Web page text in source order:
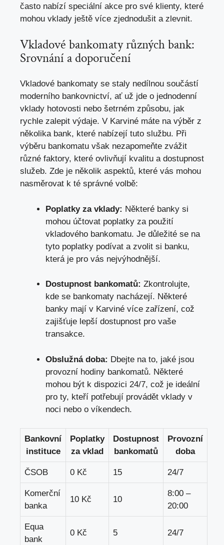
často nabízí speciální akce pro své klienty, které
mohou vklady ještě více zjednodušit a zlevnit.
Vkladové bankomaty různých bank:
Srovnání a doporučení
Vkladové bankomaty se staly nedílnou součástí
moderního bankovnictví, ať už jde o jednodenní
vklady hotovosti nebo šetrném způsobu, jak
rychle zalepit výdaje. V Karviné máte na výběr z
několika bank, které nabízejí tuto službu. Při
výběru bankomatu však nezapomeňte zvážit
různé faktory, které ovlivňují kvalitu a dostupnost
služeb. Zde je několik aspektů, které vás mohou
nasměrovat k té správné volbě:
Poplatky za vklady: Některé banky si
mohou účtovat poplatky za použití
vkladového bankomatu. Je důležité se na
tyto poplatky podívat a zvolit si banku,
která je pro vás nejvýhodnější.
Dostupnost bankomatů: Zkontrolujte,
kde se bankomaty nacházejí. Některé
banky mají v Karviné více zařízení, což
zajišťuje lepší dostupnost pro vaše
transakce.
Obslužná doba: Dbejte na to, jaké jsou
provozní hodiny bankomatů. Některé
mohou být k dispozici 24/7, což je ideální
pro ty, kteří potřebují provádět vklady v
noci nebo o víkendech.
Bankovní
instituce
Poplatky
za vklad
Dostupnost
bankomatů
Provozní
doba
ČSOB 0 Kč 15 24/7
Komerční
banka
10 Kč 10
8:00 –
20:00
Equa
bank
0 Kč 5 24/7